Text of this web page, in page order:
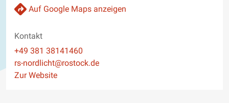
Auf Google Maps anzeigen
Kontakt
Telefon
+49 381 38141460
E-Mail
rs-nordlicht@rostock.de
Website
Zur Website